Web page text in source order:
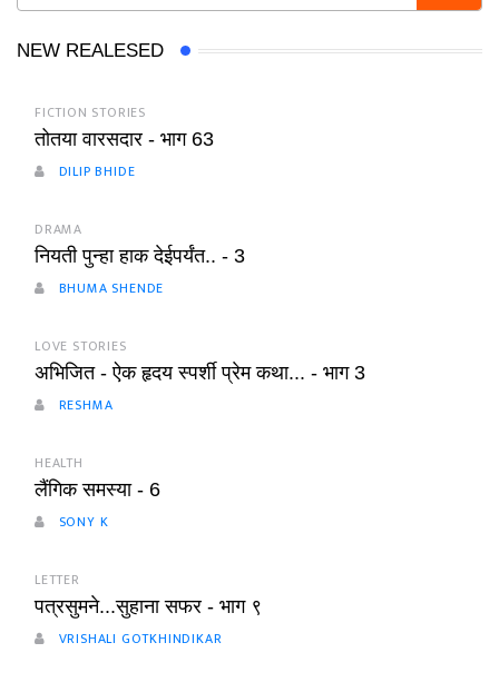
NEW REALESED
FICTION STORIES
तोतया वारसदार - भाग 63
DILIP BHIDE
DRAMA
नियती पुन्हा हाक देईपर्यंत.. - 3
BHUMA SHENDE
LOVE STORIES
अभिजित - ऐक हृदय स्पर्शी प्रेम कथा... - भाग 3
RESHMA
HEALTH
लैंगिक समस्या - 6
SONY K
LETTER
पत्रसुमने...सुहाना सफर - भाग ९
VRISHALI GOTKHINDIKAR